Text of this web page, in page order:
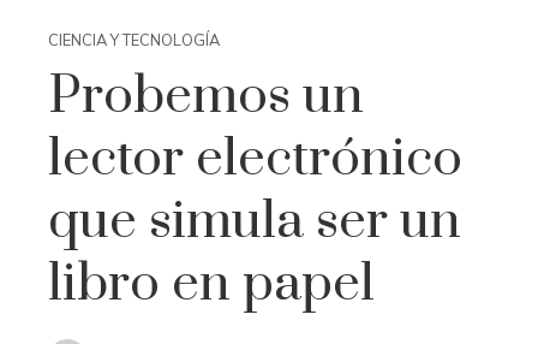
CIENCIA Y TECNOLOGÍA
Probemos un
lector electrónico
que simula ser un
libro en papel